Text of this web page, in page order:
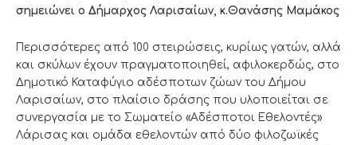
σημειώνει ο Δήμαρχος Λαρισαίων, κ.Θανάσης Μαμάκος
Περισσότερες από 100 στειρώσεις, κυρίως γατών, αλλά
και σκύλων έχουν πραγματοποιηθεί, αφιλοκερδώς, στο
Δημοτικό Καταφύγιο αδέσποτων ζώων του Δήμου
Λαρισαίων, στο πλαίσιο δράσης που υλοποιείται σε
συνεργασία με το Σωματείο «Αδέσποτοι Εθελοντές»
Λάρισας και ομάδα εθελοντών από δύο φιλοζωϊκές